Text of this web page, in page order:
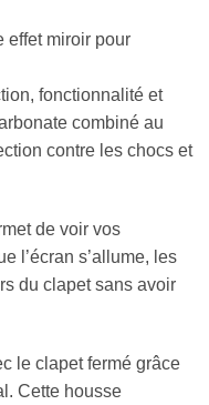
effet miroir pour
fonctionnalité et
combiné au
contre les chocs et
de voir vos
l’écran s’allume, les
du clapet sans avoir
le clapet fermé grâce
Cette housse